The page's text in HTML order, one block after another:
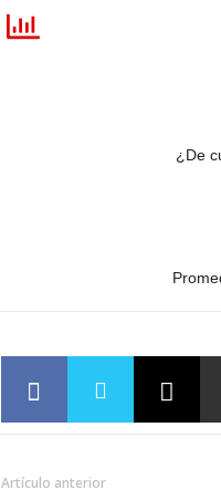
¿De
Artículo anterior